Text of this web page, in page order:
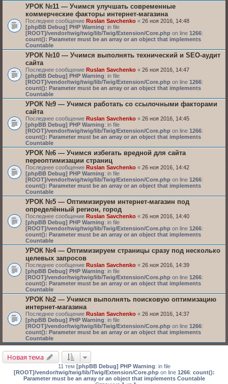
УРОК №11 — Учимся улучшать современные
коммерческие факторы интернет-магазина
Последнее сообщение Ruslan Savchenko « 26 ноя 2016, 14:48
[phpBB Debug] PHP Warning: in file
[ROOT]/vendor/twig/twig/lib/Twig/Extension/Core.php on line 1266:
count(): Parameter must be an array or an object that implements
Countable
УРОК №10 — Учимся выполнять технический и SEO-аудит
сайта
Последнее сообщение Ruslan Savchenko « 26 ноя 2016, 14:47
[phpBB Debug] PHP Warning: in file
[ROOT]/vendor/twig/twig/lib/Twig/Extension/Core.php on line 1266:
count(): Parameter must be an array or an object that implements
Countable
УРОК №9 — Учимся работать со ссылочными факторами
сайта
Последнее сообщение Ruslan Savchenko « 26 ноя 2016, 14:45
[phpBB Debug] PHP Warning: in file
[ROOT]/vendor/twig/twig/lib/Twig/Extension/Core.php on line 1266:
count(): Parameter must be an array or an object that implements
Countable
УРОК №6 — Учимся избегать вредной для сайта
переоптимизации страниц
Последнее сообщение Ruslan Savchenko « 26 ноя 2016, 14:42
[phpBB Debug] PHP Warning: in file
[ROOT]/vendor/twig/twig/lib/Twig/Extension/Core.php on line 1266:
count(): Parameter must be an array or an object that implements
Countable
УРОК №5 — Оптимизируем интернет-магазин под
определённый регион, город
Последнее сообщение Ruslan Savchenko « 26 ноя 2016, 14:40
[phpBB Debug] PHP Warning: in file
[ROOT]/vendor/twig/twig/lib/Twig/Extension/Core.php on line 1266:
count(): Parameter must be an array or an object that implements
Countable
УРОК №4 — Оптимизируем страницы сразу под несколько
целевых запросов
Последнее сообщение Ruslan Savchenko « 26 ноя 2016, 14:39
[phpBB Debug] PHP Warning: in file
[ROOT]/vendor/twig/twig/lib/Twig/Extension/Core.php on line 1266:
count(): Parameter must be an array or an object that implements
Countable
УРОК №2 — Учимся выполнять поисковую оптимизацию
интернет-магазина
Последнее сообщение Ruslan Savchenko « 26 ноя 2016, 14:37
[phpBB Debug] PHP Warning: in file
[ROOT]/vendor/twig/twig/lib/Twig/Extension/Core.php on line 1266:
count(): Parameter must be an array or an object that implements
Countable
Новая тема
11 тем [phpBB Debug] PHP Warning: in file
[ROOT]/vendor/twig/twig/lib/Twig/Extension/Core.phpon line 1266: count():
Parameter must be an array or an object that implements Countable